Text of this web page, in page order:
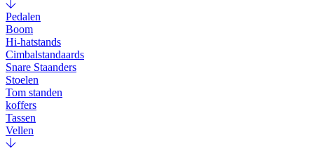
Pedalen
Boom
Hi-hatstands
Cimbalstandaards
Snare Staanders
Stoelen
Tom standen
koffers
Tassen
Vellen